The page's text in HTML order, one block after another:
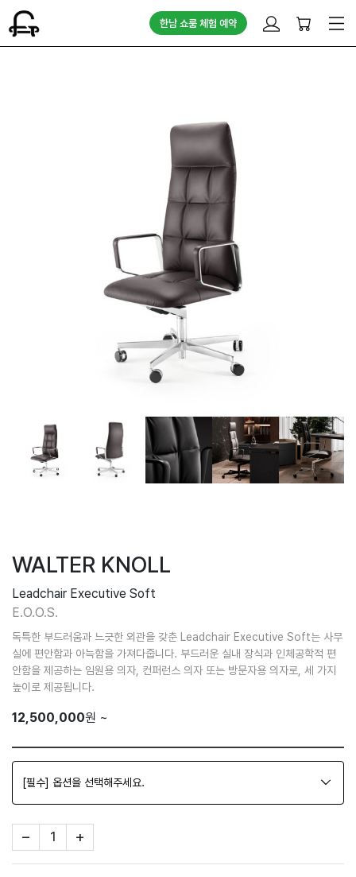
STORE
BRAND
한남 쇼룸 체험 예약
WALTER KNOLL
Leadchair Executive Soft
E.O.O.S.
독특한 부드러움과 느긋한 외관을 갖춘 Leadchair Executive Soft는 사무
실에 편안함과 아늑함을 가져다줍니다. 부드러운 실내 장식과 인체공학적 편
안함을 제공하는 임원용 의자, 컨퍼런스 의자 또는 방문자용 의자로, 세 가지
높이로 제공됩니다.
12,500,000원 ~
[필수] 옵션을 선택해주세요.
− +